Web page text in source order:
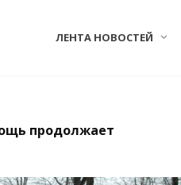
ЛЕНТА НОВОСТЕЙ
продолжает